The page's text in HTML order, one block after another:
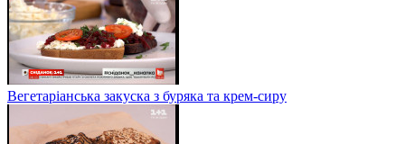
Вегетаріанська закуска з буряка та крем-сиру